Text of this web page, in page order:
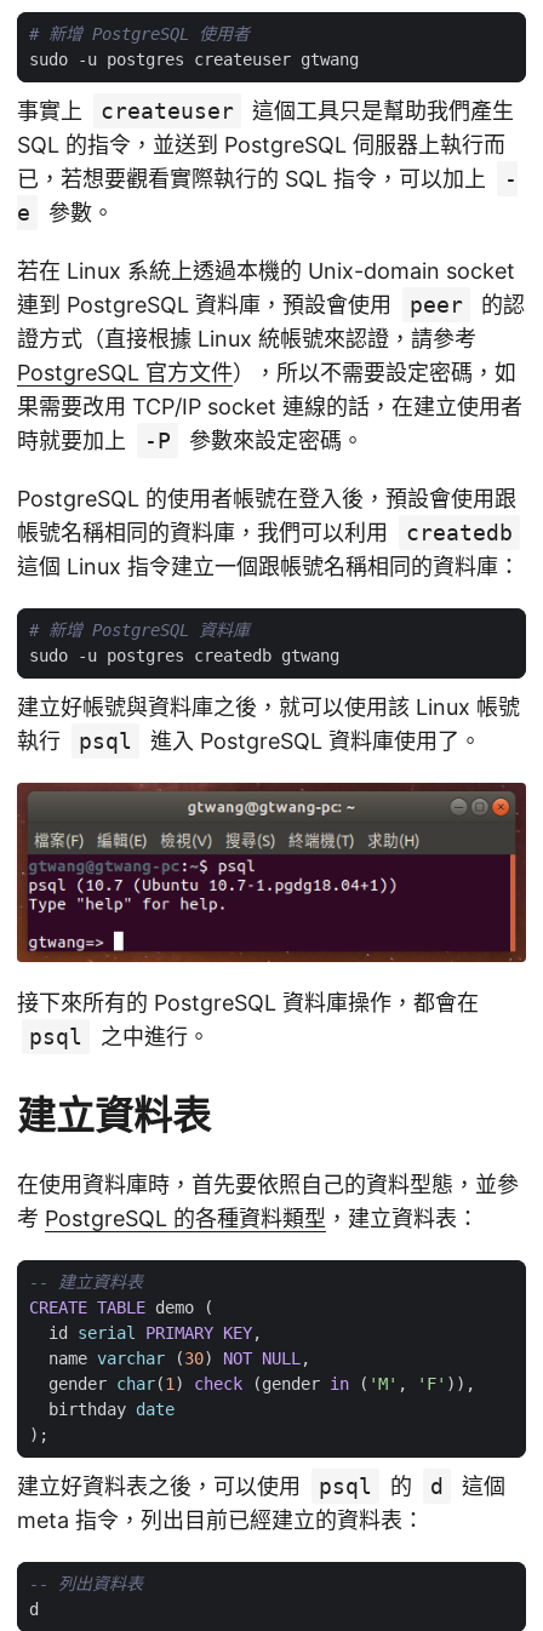
# 新增 PostgreSQL 使用者
事實上 createuser
這個工具只是幫助我們產生
SQL 的指令，並送到 PostgreSQL 伺服器上執行而
已，若想要觀看實際執行的 SQL 指令，可以加上
-
e
參數。
若在 Linux 系統上透過本機的 Unix-domain socket
連到 PostgreSQL 資料庫，預設會使用
peer
的認
證方式（直接根據 Linux 統帳號來認證，請參考
PostgreSQL 官方文件），所以不需要設定密碼，如
果需要改用 TCP/IP socket 連線的話，在建立使用者
時就要加上
-P 參數來設定密碼。
PostgreSQL 的使用者帳號在登入後，預設會使用跟
帳號名稱相同的資料庫，我們可以利用
createdb
這個 Linux 指令建立一個跟帳號名稱相同的資料庫：
# 新增 PostgreSQL 資料庫
建立好帳號與資料庫之後，就可以使用該 Linux 帳號
執行
psql 進入 PostgreSQL 資料庫使用了。
接下來所有的 PostgreSQL 資料庫操作，都會在
psql
之中進行。
建立資料表
在使用資料庫時，首先要依照自己的資料型態，並參
考 PostgreSQL 的各種資料類型 ，建立資料表：
CREATE TABLE demo
(
id
serial PRIMARY KEY,
name varchar (30) NOT NULL ,
gender char(1 ) check (gender in ( 'M' , 'F' )),
birthday date
);
建立好資料表之後，可以使用 psql 的 d
這個
meta 指令，列出目前已經建立的資料表：
d